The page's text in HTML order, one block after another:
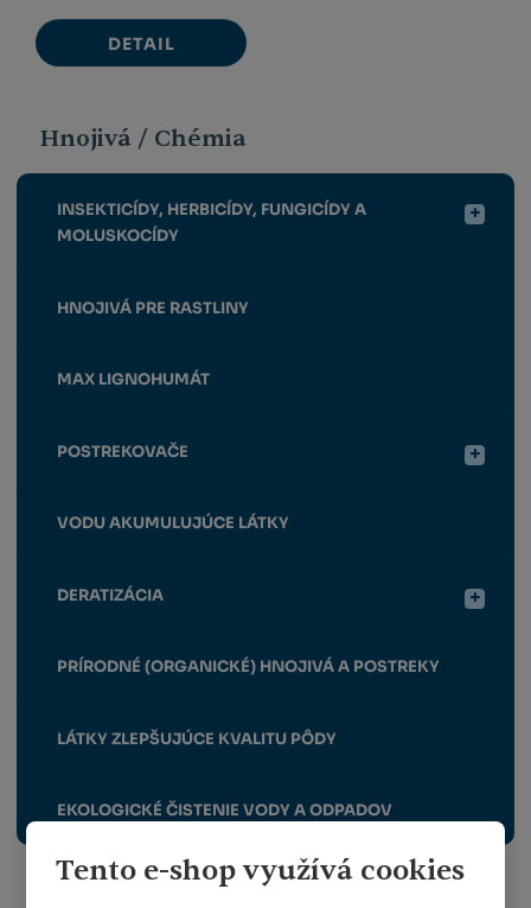
Tento e-shop využívá cookies
DETAIL
Hnojivá / Chémia
INSEKTICÍDY, HERBICÍDY, FUNGICÍDY A
MOLUSKOCÍDY
HNOJIVÁ PRE RASTLINY
MAX LIGNOHUMÁT
POSTREKOVAČE
VODU AKUMULUJÚCE LÁTKY
DERATIZÁCIA
PRÍRODNÉ (ORGANICKÉ) HNOJIVÁ A POSTREKY
LÁTKY ZLEPŠUJÚCE KVALITU PÔDY
EKOLOGICKÉ ČISTENIE VODY A ODPADOV